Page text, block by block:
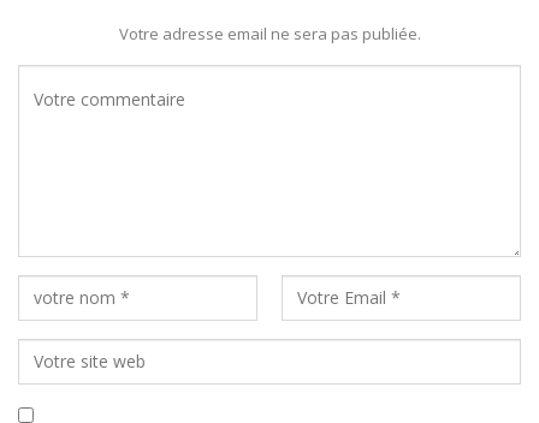
Votre adresse email ne sera pas publiée.